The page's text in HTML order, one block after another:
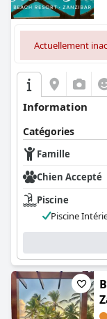
Actuellement
Information
Catégories
Famille
Chien Accepté
Piscine
Piscine